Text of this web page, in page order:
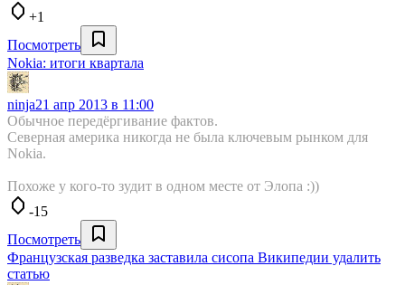
+1
Посмотреть
Nokia: итоги квартала
ninja21 апр 2013 в 11:00
Обычное передёргивание фактов.
Северная америка никогда не была ключевым рынком для
Nokia.
Похоже у кого-то зудит в одном месте от Элопа :))
-15
Посмотреть
Французская разведка заставила сисопа Википедии удалить
статью